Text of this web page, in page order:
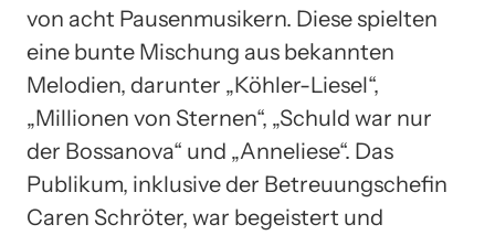
von acht Pausenmusikern. Diese spielten
eine bunte Mischung aus bekannten
Melodien, darunter „Köhler-Liesel“,
„Millionen von Sternen“, „Schuld war nur
der Bossanova“ und „Anneliese“. Das
Publikum, inklusive der Betreuungschefin
Caren Schröter, war begeistert und